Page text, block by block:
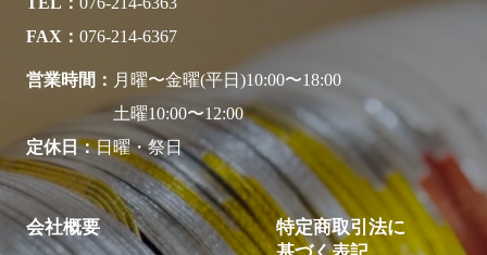
FAX
076-214-6367
営業時間
月曜〜金曜(平日)10:00〜18:00
土曜10:00〜12:00
定休日
日曜・祭日
会社概要
特定商取引法に